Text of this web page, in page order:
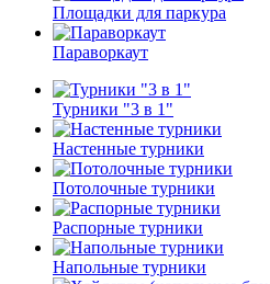
Площадки для паркура
Параворкаут
Турники "3 в 1"
Настенные турники
Потолочные турники
Распорные турники
Напольные турники